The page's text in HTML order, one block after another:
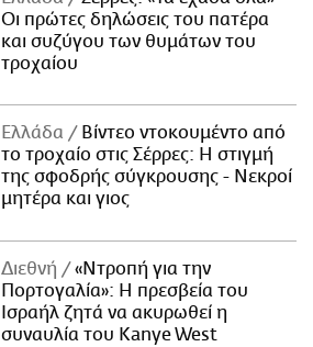
Οι πρώτες δηλώσεις του πατέρα
και συζύγου των θυμάτων του
τροχαίου
Ελλάδα
Βίντεο ντοκουμέντο από
το τροχαίο στις Σέρρες: Η στιγμή
της σφοδρής σύγκρουσης - Νεκροί
μητέρα και γιος
Διεθνή
«Ντροπή για την
Πορτογαλία»: Η πρεσβεία του
Ισραήλ ζητά να ακυρωθεί η
συναυλία του Kanye West